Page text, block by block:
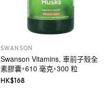
SWANSON
Swanson Vitamins, 車前子殼全
素膠囊，610 毫克，300 粒
HK$168